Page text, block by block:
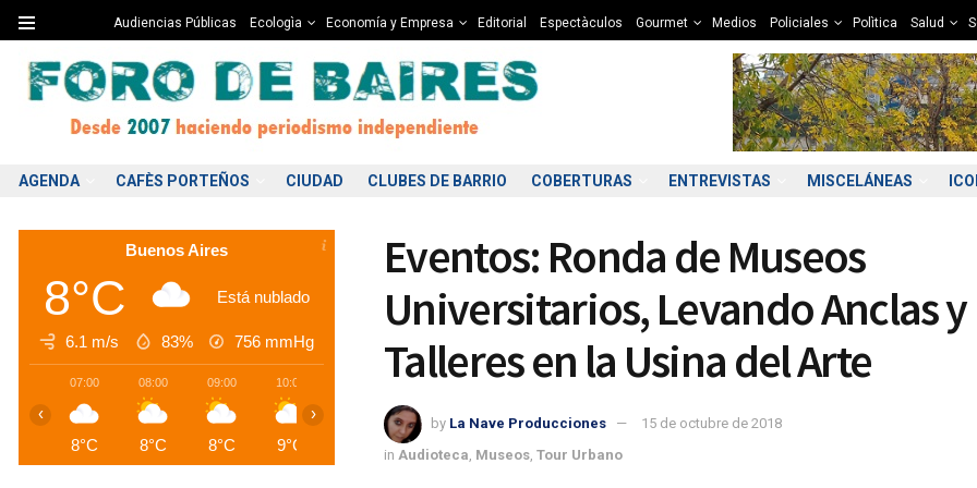
Audiencias Públicas Ecologìa Economía y Empresa Editorial Espectàculos Gourmet Medios Policiales Polìtica Salud
AGENDA CAFÈS PORTEÑOS CIUDAD CLUBES DE BARRIO COBERTURAS ENTREVISTAS MISCELÁNEAS
Eventos: Ronda de Museos
Universitarios, Levando Anclas y
Talleres en la Usina del Arte
by La Nave Producciones
15 de octubre de 2018
in Audioteca Museos Tour Urbano
Buenos Aires
8°C Está nublado
6.1 m/s 83% 756 mmHg
07:00
8°C
08:00
8°C
09:00
8°C
10:00
9°C
12:00
11°C
13:00 15:00 16:00 17:00 18:00
‹ ›